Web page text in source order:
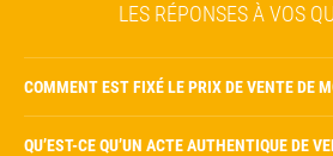
LES RÉPONSESÀ VOS
COMMENT EST FIXÉ LE PRIX DE VENTE DE
QU’EST-CE QU’UN ACTE AUTHENTIQUE DE